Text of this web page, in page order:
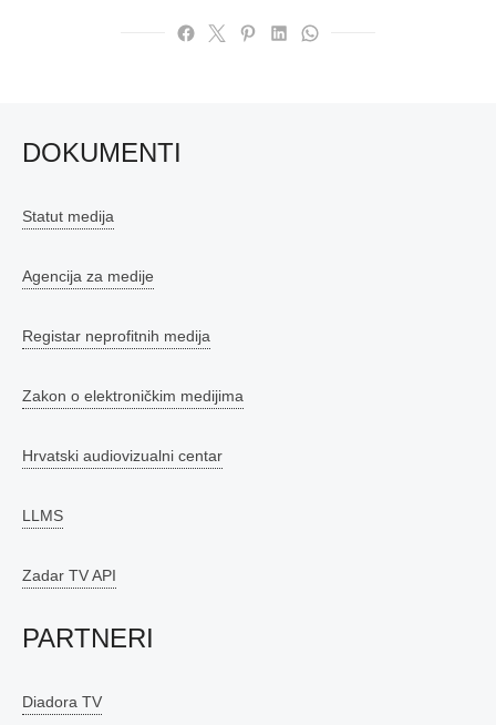
DOKUMENTI
Statut medija
Agencija za medije
Registar neprofitnih medija
Zakon o elektroničkim medijima
Hrvatski audiovizualni centar
LLMS
Zadar TV API
PARTNERI
Diadora TV